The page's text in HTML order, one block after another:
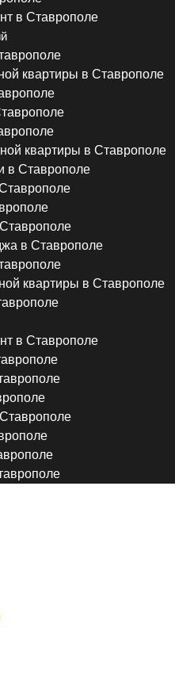
в Ставрополе
квартиры в Ставрополе
квартиры в Ставрополе
в Ставрополе
в Ставрополе
квартиры в Ставрополе
в Ставрополе